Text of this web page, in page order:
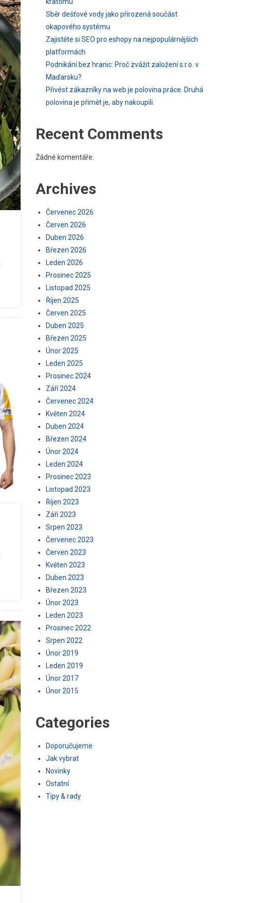
kratomu
Sběr dešťové vody jako přirozená součást
okapového systému
Zajistěte si SEO pro eshopy na nejpopulárnějších
platformách
Podnikání bez hranic: Proč zvážit založení s.r.o. v
Maďarsku?
Přivést zákazníky na web je polovina práce. Druhá
polovina je přimět je, aby nakoupili.
Recent Comments
Žádné komentáře.
Archives
Červenec 2026
Červen 2026
Duben 2026
Březen 2026
Leden 2026
Prosinec 2025
Listopad 2025
Říjen 2025
Červen 2025
Duben 2025
Březen 2025
Únor 2025
Leden 2025
Prosinec 2024
Září 2024
Červenec 2024
Květen 2024
Duben 2024
Březen 2024
Únor 2024
Leden 2024
Prosinec 2023
Listopad 2023
Říjen 2023
Září 2023
Srpen 2023
Červenec 2023
Červen 2023
Květen 2023
Duben 2023
Březen 2023
Únor 2023
Leden 2023
Prosinec 2022
Srpen 2022
Únor 2019
Leden 2019
Únor 2017
Únor 2015
Categories
Doporučujeme
Jak vybrat
Novinky
Ostatní
Tipy & rady